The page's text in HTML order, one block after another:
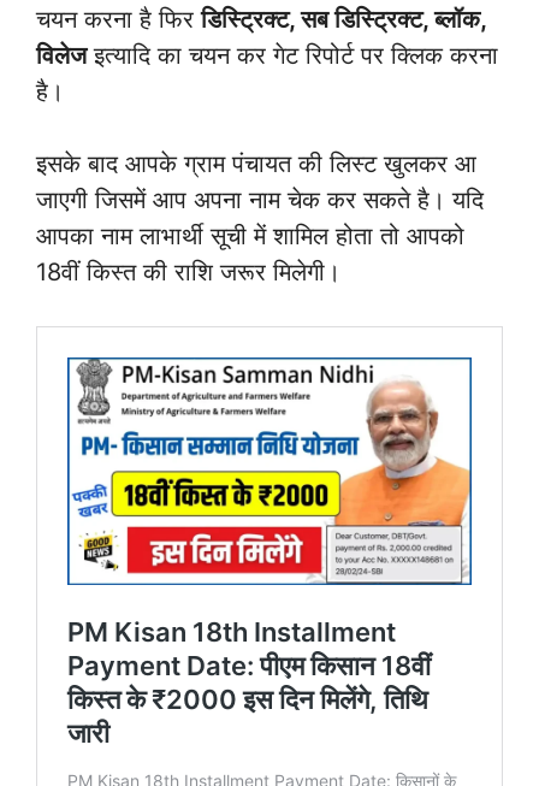
चयन करना है फिरडिस्ट्रिक्ट, सब डिस्ट्रिक्ट, ब्लॉक,
विलेजइत्यादि का चयन कर गेट रिपोर्ट पर क्लिक करना
है।
इसके बाद आपके ग्राम पंचायत की लिस्ट खुलकर आ
जाएगी जिसमें आप अपना नाम चेक कर सकते है। यदि
आपका नाम लाभार्थी सूची में शामिल होता तो आपको
18वीं किस्त की राशि जरूर मिलेगी।